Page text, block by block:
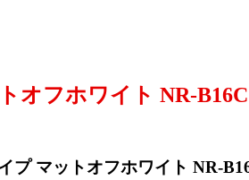
フホワイト NR-
マットオフホワイト NR-